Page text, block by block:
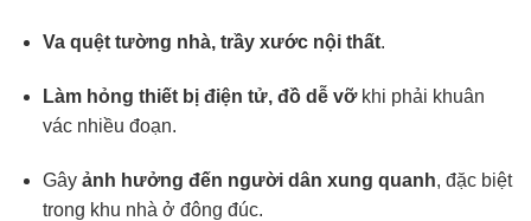
Va quệt tường nhà, trầy xước nội thất.
Làm hỏng thiết bị điện tử, đồ dễ vỡkhi phải khuân
vác nhiều đoạn.
Gây ảnh hưởng đến người dân xung quanh, đặc biệt
trong khu nhà ở đông đúc.